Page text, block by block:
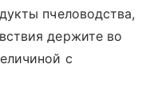
пчеловодства,
держите во
с